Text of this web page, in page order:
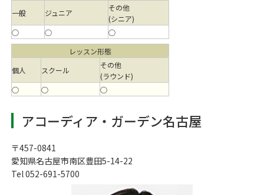
一般
ジュニア
その他
(シニア)
○
○
○
レッスン形態
個人
スクール
その他
(ラウンド)
○
○ ○
アコーディア・ガーデン名古屋
〒457-0841
愛知県名古屋市南区豊田5-14-22
Tel 052-691-5700